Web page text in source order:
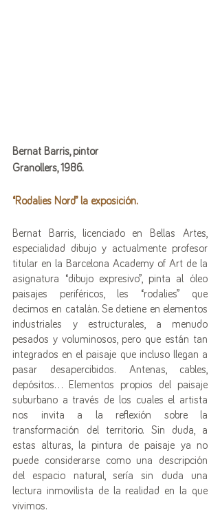
Bernat Barris, pintor
Granollers, 1986.
“Rodalies Nord” la exposición.
Bernat Barris, licenciado en Bellas Artes,
especialidad dibujo y actualmente profesor
titular en la Barcelona Academy of Art de la
asignatura “dibujo expresivo”, pinta al óleo
paisajes periféricos, les “rodalies” que
decimos en catalán. Se detiene en elementos
industriales y estructurales, a menudo
pesados y voluminosos, pero que están tan
integrados en el paisaje que incluso llegan a
pasar desapercibidos. Antenas, cables,
depósitos… Elementos propios del paisaje
suburbano a través de los cuales el artista
nos invita a la reflexión sobre la
transformación del territorio. Sin duda, a
estas alturas, la pintura de paisaje ya no
puede considerarse como una descripción
del espacio natural, sería sin duda una
lectura inmovilista de la realidad en la que
vivimos.